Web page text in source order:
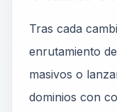
Tras cada
enrutamiento
masivos o
dominios con